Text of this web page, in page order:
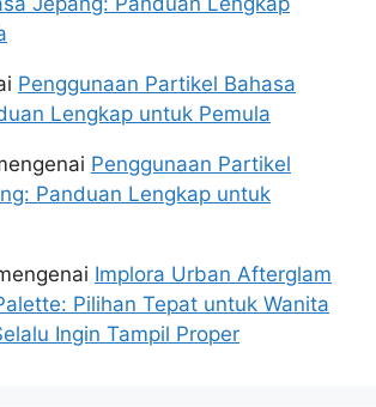
Penggunaan Partikel Bahasa
Lengkap untuk Pemula
Penggunaan Partikel
Panduan Lengkap untuk
Implora Urban Afterglam
Pilihan Tepat untuk Wanita
Ingin Tampil Proper